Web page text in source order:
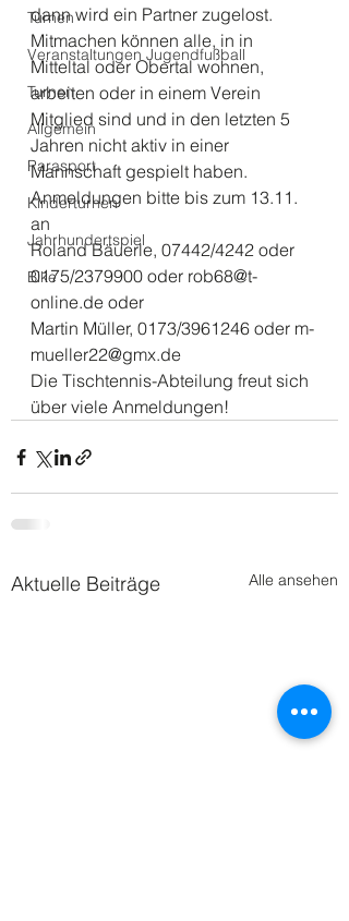
Turnen
Veranstaltungen Jugendfußball
Turnen
Allgemein
Parasport
Kinderturnen
Jahrhundertspiel
Bike
dann wird ein Partner zugelost.
Mitmachen können alle, in in
Mitteltal oder Obertal wohnen,
arbeiten oder in einem Verein
Mitglied sind und in den letzten 5
Jahren nicht aktiv in einer
Mannschaft gespielt haben.
Anmeldungen bitte bis zum 13.11.
an
Roland Bäuerle, 07442/4242 oder
0175/2379900 oder rob68@t-
online.de oder
Martin Müller, 0173/3961246 oder m-
mueller22@gmx.de
Die Tischtennis-Abteilung freut sich
über viele Anmeldungen!
Aktuelle Beiträge Alle ansehen